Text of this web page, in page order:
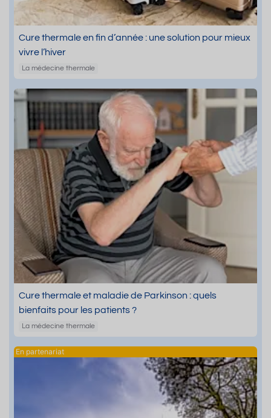
Cure thermale en fin d’année : une solution pour mieux
vivre l’hiver
La médecine thermale
Cure thermale et maladie de Parkinson : quels
bienfaits pour les patients ?
La médecine thermale